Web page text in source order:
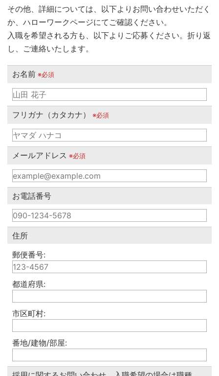
その他、詳細については、以下よりお問い合わせいただく
か、ハローワークページにてご確認ください。
入職を希望される方も、以下よりご応募ください。折り返
し、ご連絡いたします。
お名前 ※必須
フリガナ（カタカナ） ※必須
メールアドレス ※必須
お電話番号
住所
郵便番号:
都道府県:
市区町村:
番地/建物/部屋: